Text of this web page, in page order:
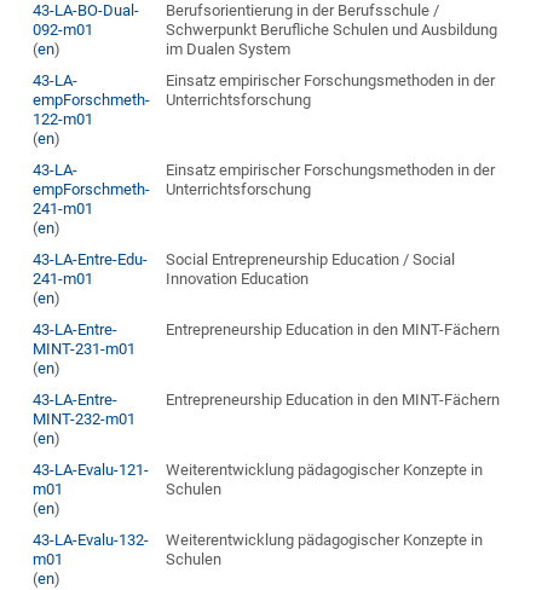
43-LA-BO-Dual-
092-m01
(en)
Berufsorientierung in der Berufsschule /
Schwerpunkt Berufliche Schulen und Ausbildung
im Dualen System
43-LA-
empForschmeth-
122-m01
(en)
Einsatz empirischer Forschungsmethoden in der
Unterrichtsforschung
43-LA-
empForschmeth-
241-m01
(en)
Einsatz empirischer Forschungsmethoden in der
Unterrichtsforschung
43-LA-Entre-Edu-
241-m01
(en)
Social Entrepreneurship Education / Social
Innovation Education
43-LA-Entre-
MINT-231-m01
(en)
Entrepreneurship Education in den MINT-Fächern
43-LA-Entre-
MINT-232-m01
(en)
Entrepreneurship Education in den MINT-Fächern
43-LA-Evalu-121-
m01
(en)
Weiterentwicklung pädagogischer Konzepte in
Schulen
43-LA-Evalu-132-
m01
(en)
Weiterentwicklung pädagogischer Konzepte in
Schulen